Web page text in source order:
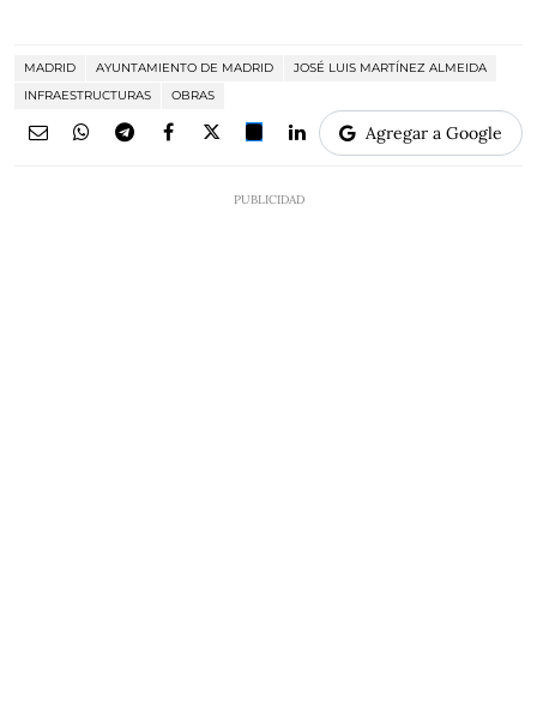
MADRID AYUNTAMIENTO DE MADRID
JOSÉ LUIS MARTÍNEZ ALMEIDA
INFRAESTRUCTURAS
OBRAS
Agregar a Google